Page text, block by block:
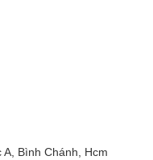
Bình Chánh, Hcm